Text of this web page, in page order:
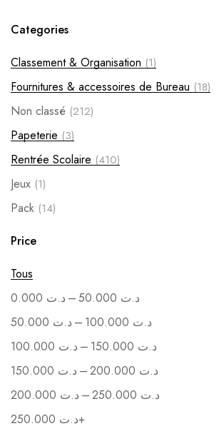
Categories
Classement & Organisation (1)
Fournitures & accessoires de Bureau (18)
Non classé (212)
Papeterie (3)
Rentrée Scolaire (410)
Jeux (1)
Pack (14)
Soutenance
Price
Tous
د.ت – د.ت
د.ت – د.ت
د.ت – د.ت
د.ت – د.ت
د.ت – د.ت
د.ت+